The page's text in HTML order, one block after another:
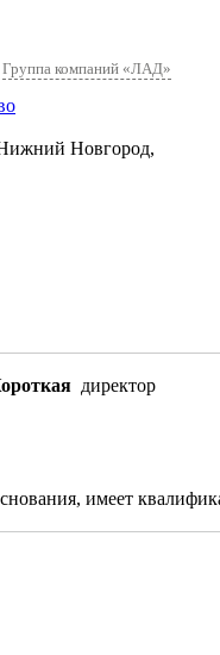
Группа компаний «ЛАД»
Новгород,
директор
имеет